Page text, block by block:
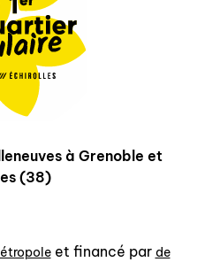
à Grenoble et
(38)
et financé par de